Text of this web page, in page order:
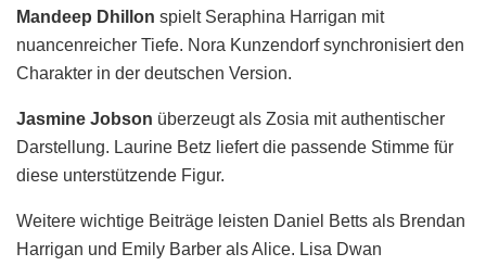
Mandeep Dhillon spielt Seraphina Harrigan mit
nuancenreicher Tiefe. Nora Kunzendorf synchronisiert den
Charakter in der deutschen Version.
Jasmine Jobson überzeugt als Zosia mit authentischer
Darstellung. Laurine Betz liefert die passende Stimme für
diese unterstützende Figur.
Weitere wichtige Beiträge leisten Daniel Betts als Brendan
Harrigan und Emily Barber als Alice. Lisa Dwan